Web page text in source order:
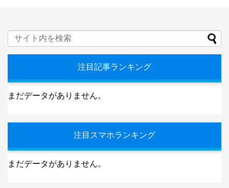
注目記事ランキング
まだデータがありません。
注目スマホランキング
まだデータがありません。